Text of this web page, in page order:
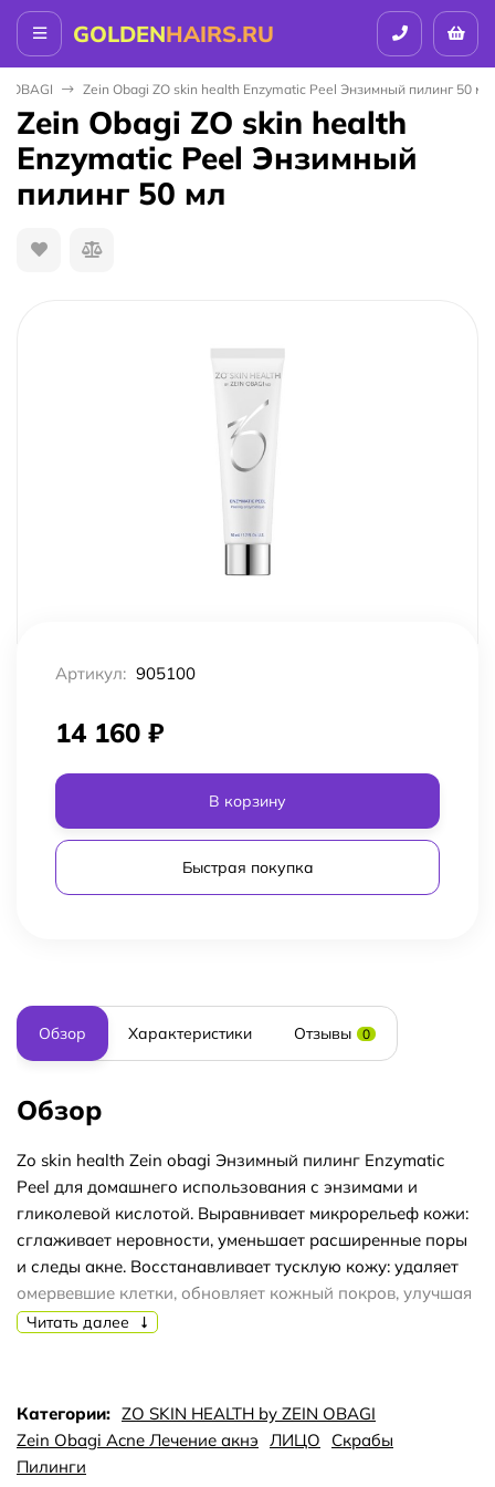
GOLDENHAIRS.RU
OBAGI Zein Obagi ZO skin health Enzymatic Peel Энзимный пилинг 50 мл
Zein Obagi ZO skin health
Enzymatic Peel Энзимный
пилинг 50 мл
Артикул: 905100
14 160 ₽
В корзину
Быстрая покупка
Обзор Характеристики Отзывы 0
Обзор
Zo skin health Zein obagi Энзимный пилинг Enzymatic
Peel для домашнего использования с энзимами и
гликолевой кислотой. Выравнивает микрорельеф кожи:
сглаживает неровности, уменьшает расширенные поры
и следы акне. Восстанавливает тусклую кожу: удаляет
омервевшие клетки, обновляет кожный покров, улучшая
цвет лица. Устраняет пигментные пятна. Усиливает
на 1-3 часа. При желании смойте. Активный состав:
ферменты папаина и бромелаина, гликолевая кислота
(AHA), диглицерин, масло семян кукуи. масло семян
Читать далее
Категории: ZO SKIN HEALTH by ZEIN OBAGI
Zein Obagi Acne Лечение акнэ ЛИЦО
Скрабы
Пилинги